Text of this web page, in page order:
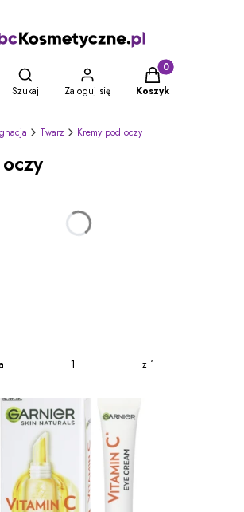
Otwórz wyszukiwarkę
Szukaj Zaloguj się
Produkty w
Koszyk
Twarz Kremy pod oczy
z 1